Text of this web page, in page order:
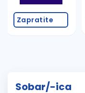
Zapratite
Sobar/-ica